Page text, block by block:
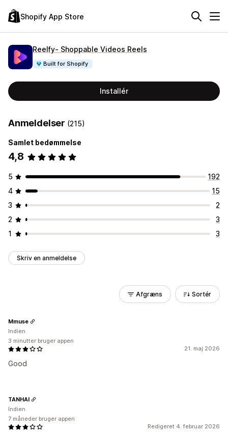
Shopify App Store
Reelfy‑ Shoppable Videos Reels
Built for Shopify
Installér
Anmeldelser (215)
Samlet bedømmelse
4,8
5
192
4
15
3
2
2
3
1
3
Skriv en anmeldelse
Afgræns Sortér
21. maj 2026
Good
Mmuse
Indien
3 minutter bruger appen
Redigeret 4. februar 2026
TANHAI
Indien
7 måneder bruger appen